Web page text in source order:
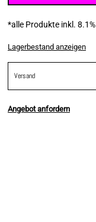
*alle Produkte inkl. 8.1%
Lagerbestand anzeigen
Versand
Angebot anfordern